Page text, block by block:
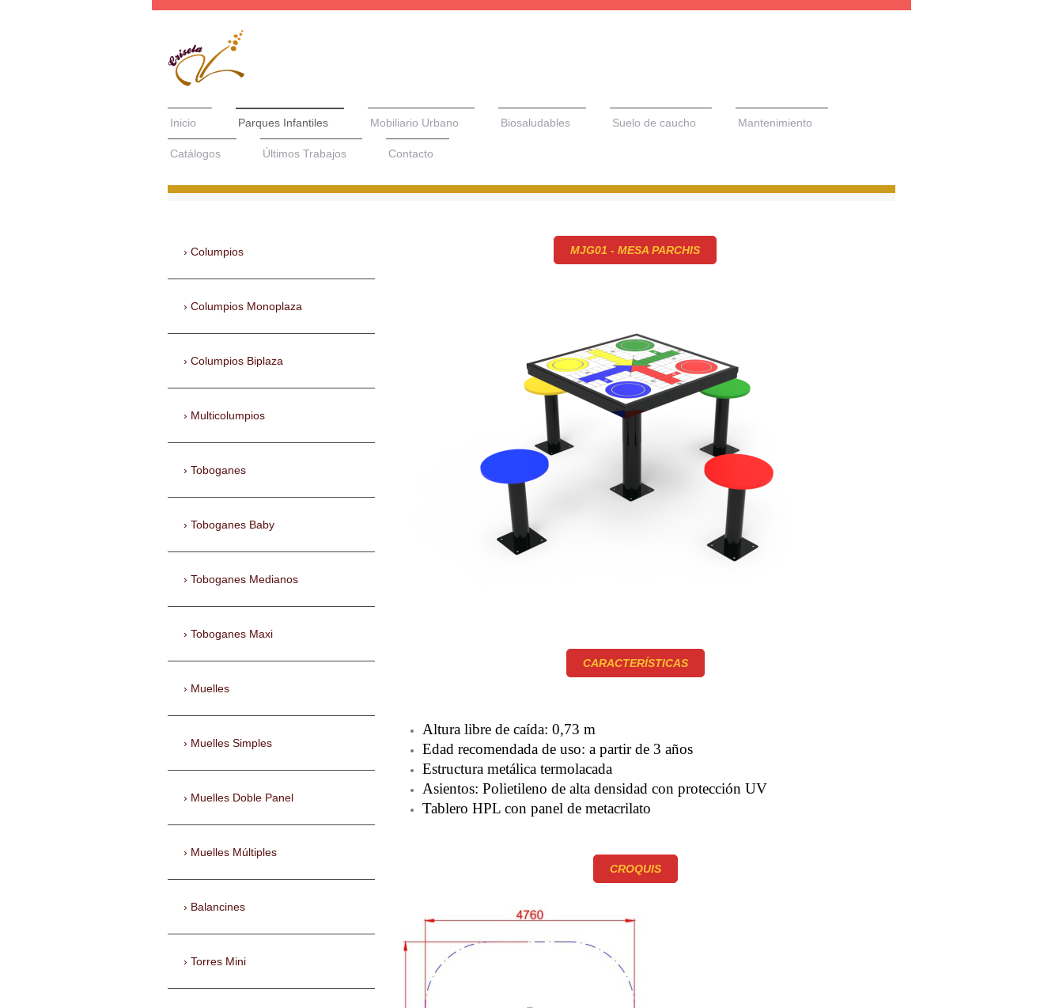
Inicio Parques Infantiles Mobiliario Urbano Biosaludables Suelo de caucho Mantenimiento
Catálogos Últimos Trabajos Contacto
MJG01 - MESA PARCHIS
CARACTERÍSTICAS
Altura libre de caída: 0,73 m
Edad recomendada de uso: a partir de 3 años
Estructura metálica termolacada
Asientos: Polietileno de alta densidad con protección UV
Tablero HPL con panel de metacrilato
CROQUIS
Columpios
Columpios Monoplaza
Columpios Biplaza
Multicolumpios
Toboganes
Toboganes Baby
Toboganes Medianos
Toboganes Maxi
Muelles
Muelles Simples
Muelles Doble Panel
Muelles Múltiples
Balancines
Torres Mini